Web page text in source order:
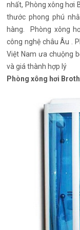
nhất, Phòng xông hơi
thước phong phú
hàng. Phòng xông
công nghệ châu Âu .
Việt Nam ưa chuộng
và giá thành hợp lý
Phòng xông hơi